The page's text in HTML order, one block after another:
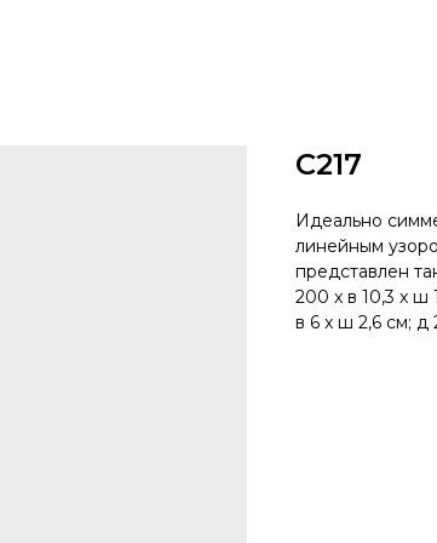
C217
Идеально
линейным
представлен
200 x в 10,3 x ш
в 6 x ш 2,6 см; д